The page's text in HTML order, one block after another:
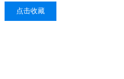
点击收藏